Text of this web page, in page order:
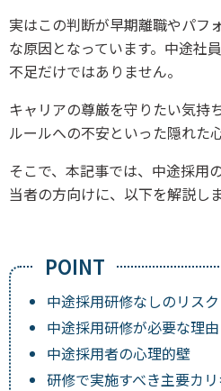
実はこの判断が早期離職やパフ
な原因となっています。中途社
不足だけではありません。
キャリアの尊厳を守りたい気持
ルールへの不安といった隠れた
そこで、本記事では、中途採用
当者の方向けに、以下を解説しま
中途採用研修なしのリスク
中途採用研修が必要な理由
中途採用者の心理的壁
研修で実施すべき主要カ